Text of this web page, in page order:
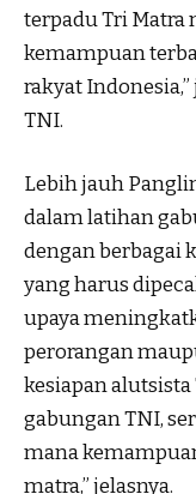
terpadu Tri
kemampuan
rakyat
TNI.
Lebih jauh
dalam latihan
dengan berbagai
yang harus
upaya
perorangan
kesiapan
gabungan TNI,
mana
matra,” jelasnya.